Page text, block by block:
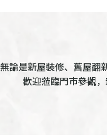
無論是新屋裝修、舊屋翻
歡迎蒞臨門市參觀